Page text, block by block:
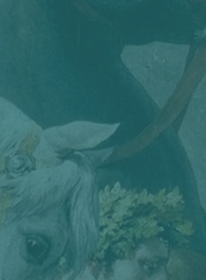
ist Ihnen bereits
oder Post
worden.
werden bis zum
2022 erbeten
.
Grüßen
Dr. Andrea Sieber